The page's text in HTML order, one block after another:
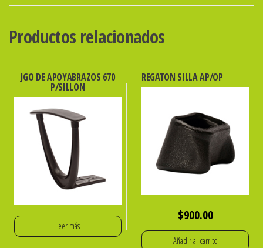
GAS
Productos relacionados
JGO DE APOYABRAZOS 670
P/SILLON
Leer más
REGATON SILLA AP/OP
$900.00
Añadir al carrito